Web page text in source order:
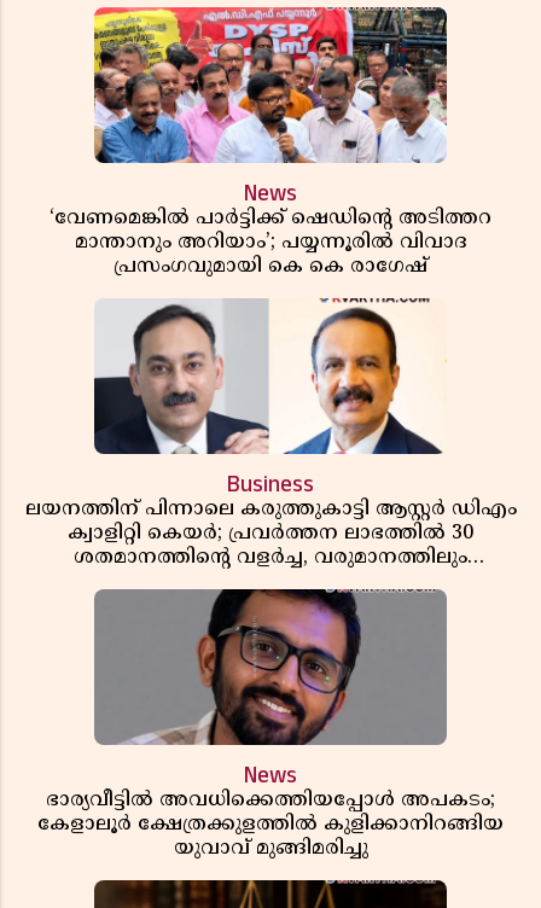
News
‘വേണമെങ്കിൽ പാർട്ടിക്ക് ഷെഡിൻ്റെ അടിത്തറ
മാന്താനും അറിയാം’; പയ്യന്നൂരിൽ വിവാദ
പ്രസംഗവുമായി കെ കെ രാഗേഷ്
Business
ലയനത്തിന് പിന്നാലെ കരുത്തുകാട്ടി ആസ്റ്റർ ഡിഎം
ക്വാളിറ്റി കെയർ; പ്രവർത്തന ലാഭത്തിൽ 30
ശതമാനത്തിൻ്റെ വളർച്ച, വരുമാനത്തിലും
റിപ്പോർട്ട് പുറത്ത്
News
ഭാര്യവീട്ടിൽ അവധിക്കെത്തിയപ്പോൾ അപകടം;
കേളാലൂർ ക്ഷേത്രക്കുളത്തിൽ കുളിക്കാനിറങ്ങിയ
യുവാവ് മുങ്ങിമരിച്ചു